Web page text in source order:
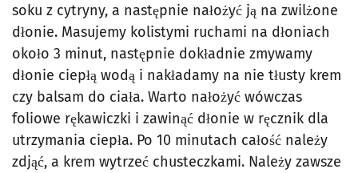
soku z cytryny, a następnie nałożyć ją na zwilżone
dłonie. Masujemy kolistymi ruchami na dłoniach
około 3 minut, następnie dokładnie zmywamy
dłonie ciepłą wodą i nakładamy na nie tłusty krem
czy balsam do ciała. Warto nałożyć wówczas
foliowe rękawiczki i zawinąć dłonie w ręcznik dla
utrzymania ciepła. Po 10 minutach całość należy
zdjąć, a krem wytrzeć chusteczkami. Należy zawsze